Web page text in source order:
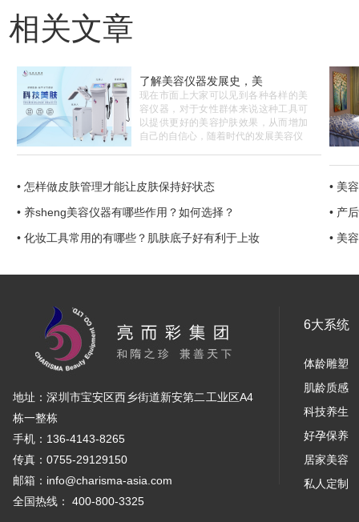
相关文章
了解美容仪器发展史，美
现在市面上大家可以见到各种各样的美
容仪器，对于女性群体来说这种工具可
以提供更好的美容护肤效果，从而增加
自己的自信心，随着时代的发展美容仪
• 怎样做皮肤管理才能让皮肤保持好状态
• 美
• 养sheng美容仪器有哪些作用？如何选择？
• 产
• 化妆工具常用的有哪些？肌肤底子好有利于上妆
• 美
地址：深圳市宝安区西乡街道新安第二工业区A4
栋一整栋
手机：136-4143-8265
传真：0755-29129150
邮箱：info@charisma-asia.com
全国热线： 400-800-3325
6大系统
体龄雕塑
肌龄质感
科技养生
好孕保养
居家美容
私人定制